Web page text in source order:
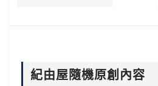
紀由屋隨機原創內容